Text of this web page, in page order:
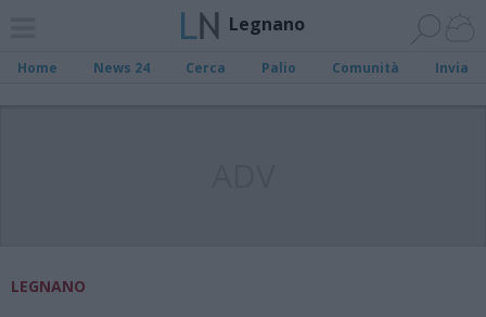
Legnano
Home News 24 Cerca Palio Comunità Invia
LEGNANO